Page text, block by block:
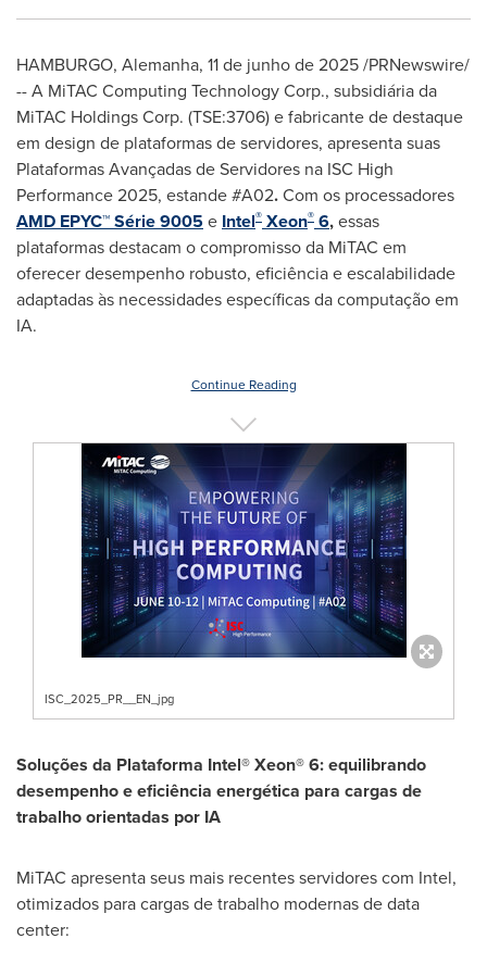
HAMBURGO, Alemanha, 11 de junho de 2025/PRNewswire/
-- A MiTAC Computing Technology Corp., subsidiária da
MiTAC Holdings Corp. (TSE:3706) e fabricante de destaque
em design de plataformas de servidores, apresenta suas
Plataformas Avançadas de Servidores na ISC High
Performance 2025, estande #A02.Com os processadores
AMD EPYC™ Série 9005e Intel® Xeon® 6,essas
plataformas destacam o compromisso da MiTAC em
oferecer desempenho robusto, eficiência e escalabilidade
adaptadas às necessidades específicas da computação em
IA.
Continue Reading
ISC_2025_PR__EN_jpg
Soluções da Plataforma Intel® Xeon® 6: equilibrando
desempenho e eficiência energética para cargas de
trabalho orientadas por IA
MiTAC apresenta seus mais recentes servidores com Intel,
otimizados para cargas de trabalho modernas de data
center: